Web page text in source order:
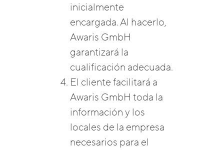
inicialmente
encargada. Al hacerlo,
Awaris GmbH
garantizará la
cualificación adecuada.
El cliente facilitará a
Awaris GmbH toda la
información y los
locales de la empresa
necesarios para el